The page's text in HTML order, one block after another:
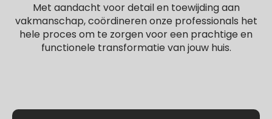
Met aandacht voor detail en toewijding aan
vakmanschap, coördineren onze professionals het
hele proces om te zorgen voor een prachtige en
functionele transformatie van jouw huis.